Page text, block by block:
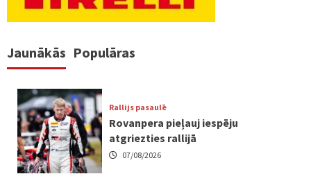
Jaunākās Populāras
Rallijs pasaulē
Rovanpera pieļauj iespēju
atgriezties rallijā
07/08/2026